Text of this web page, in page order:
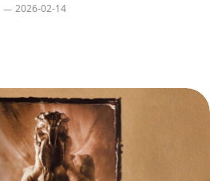
2026-02-14